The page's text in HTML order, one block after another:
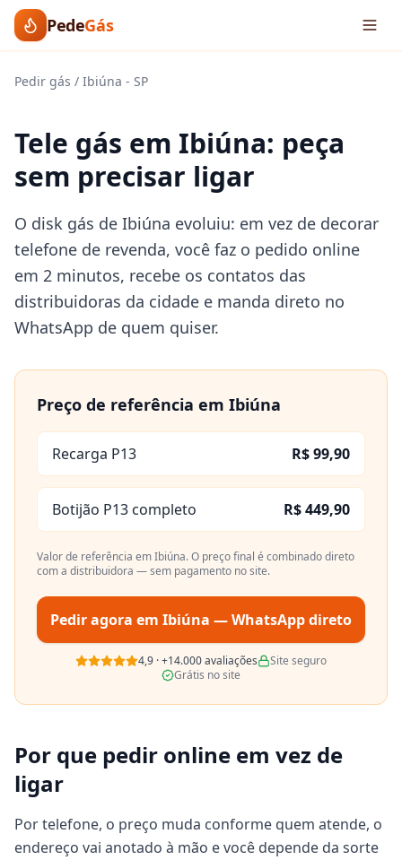
PedeGás
Pedir gás / Ibiúna - SP
Tele gás em Ibiúna: peça
sem precisar ligar
O disk gás de Ibiúna evoluiu: em vez de decorar
telefone de revenda, você faz o pedido online
em 2 minutos, recebe os contatos das
distribuidoras da cidade e manda direto no
WhatsApp de quem quiser.
Preço de referência em Ibiúna
Recarga P13 R$ 99,90
Botijão P13 completo R$ 449,90
Valor de referência emIbiúna. O preço final é combinado direto
com a distribuidora — sem pagamento no site.
Pedir agora em Ibiúna — WhatsApp direto
4,9 ·+14.000avaliações
Site seguro
Grátis no site
Por que pedir online em vez de
ligar
Por telefone, o preço muda conforme quem atende, o
endereço vai anotado à mão e você depende da sorte